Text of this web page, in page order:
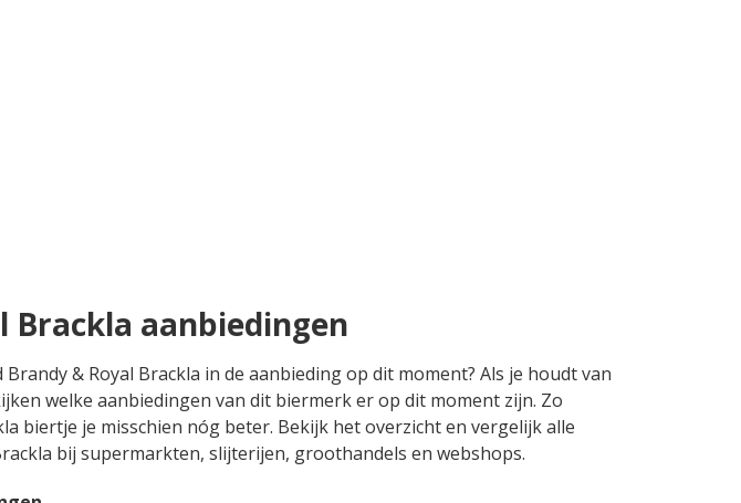
Brackla aanbiedingen
& Royal Brackla in de aanbieding op dit moment? Als je houdt van
welke aanbiedingen van dit biermerk er op dit moment zijn. Zo
biertje je misschien nóg beter. Bekijk het overzicht en vergelijk alle
bij supermarkten, slijterijen, groothandels en webshops.